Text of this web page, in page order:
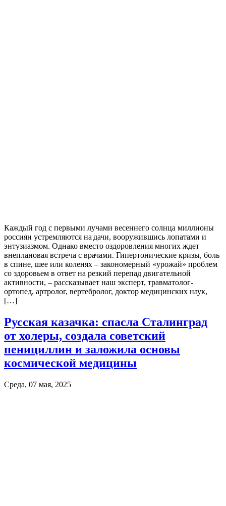
Каждый год с первыми лучами весеннего солнца миллионы
россиян устремляются на дачи, вооружившись лопатами и
энтузиазмом. Однако вместо оздоровления многих ждет
внеплановая встреча с врачами. Гипертонические кризы, боль
в спине, шее или коленях – закономерный «урожай» проблем
со здоровьем в ответ на резкий перепад двигательной
активности, – рассказывает наш эксперт, травматолог-
ортопед, артролог, вертебролог, доктор медицинских наук,
[…]
Русская казачка: спасла Сталинград
от холеры, создала советский
пенициллин и заложила основы
космической медицины
Среда, 07 мая, 2025